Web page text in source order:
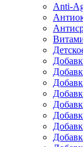
Anti-